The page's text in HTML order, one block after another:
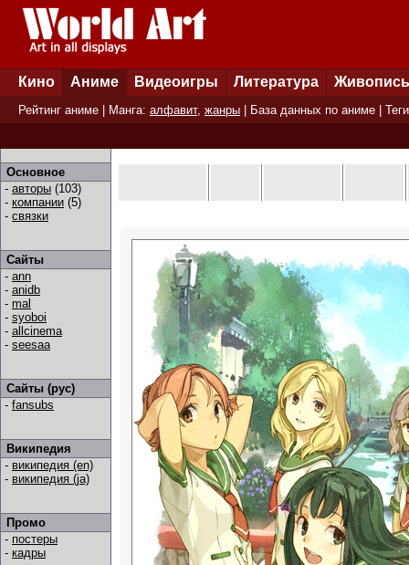
Кино Аниме Видеоигры Литература Живопись
Рейтинг аниме | Манга: алфавит, жанры База данных по аниме Теги
Основное
- авторы (103)
- компании (5)
- связки
Сайты
- ann
- anidb
- mal
- syoboi
- allcinema
- seesaa
Сайты (рус)
- fansubs
Википедия
- википедия (en)
- википедия (ja)
Промо
- постеры
- кадры